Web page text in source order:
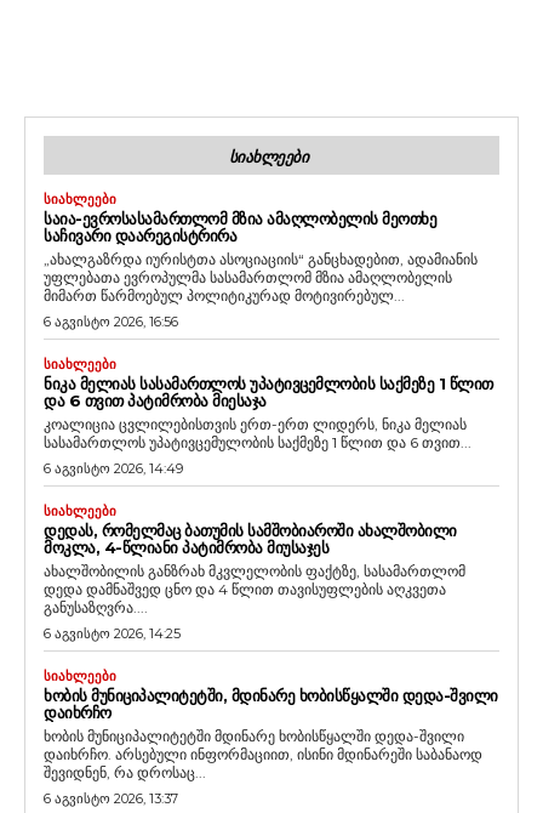
ᲡᲘᲐᲮᲚᲔᲔᲑᲘ
ᲡᲘᲐᲮᲚᲔᲔᲑᲘ
ᲡᲐᲘᲐ-ᲔᲕᲠᲝᲡᲐᲡᲐᲛᲐᲠᲗᲚᲝᲛ ᲛᲖᲘᲐ ᲐᲛᲐᲦᲚᲝᲑᲔᲚᲘᲡ ᲛᲔᲝᲗᲮᲔ
ᲡᲐᲩᲘᲕᲐᲠᲘ ᲓᲐᲐᲠᲔᲒᲘᲡᲢᲠᲘᲠᲐ
„ახალგაზრდა იურისტთა ასოციაციის“ განცხადებით, ადამიანის
უფლებათა ევროპულმა სასამართლომ მზია ამაღლობელის
მიმართ წარმოებულ პოლიტიკურად მოტივირებულ...
6 აგვისტო 2026, 16:56
ᲡᲘᲐᲮᲚᲔᲔᲑᲘ
ᲜᲘᲙᲐ ᲛᲔᲚᲘᲐᲡ ᲡᲐᲡᲐᲛᲐᲠᲗᲚᲝᲡ ᲣᲞᲐᲢᲘᲕᲪᲔᲛᲚᲝᲑᲘᲡ ᲡᲐᲥᲛᲔᲖᲔ 1 ᲬᲚᲘᲗ
ᲓᲐ 6 ᲗᲕᲘᲗ ᲞᲐᲢᲘᲛᲠᲝᲑᲐ ᲛᲘᲔᲡᲐᲯᲐ
კოალიცია ცვლილებისთვის ერთ-ერთ ლიდერს, ნიკა მელიას
სასამართლოს უპატივცემულობის საქმეზე 1 წლით და 6 თვით...
6 აგვისტო 2026, 14:49
ᲡᲘᲐᲮᲚᲔᲔᲑᲘ
ᲓᲔᲓᲐᲡ, ᲠᲝᲛᲔᲚᲛᲐᲪ ᲑᲐᲗᲣᲛᲘᲡ ᲡᲐᲛᲨᲝᲑᲘᲐᲠᲝᲨᲘ ᲐᲮᲐᲚᲨᲝᲑᲘᲚᲘ
ᲛᲝᲙᲚᲐ, 4-ᲬᲚᲘᲐᲜᲘ ᲞᲐᲢᲘᲛᲠᲝᲑᲐ ᲛᲘᲣᲡᲐᲯᲔᲡ
ახალშობილის განზრახ მკვლელობის ფაქტზე, სასამართლომ
დედა დამნაშვედ ცნო და 4 წლით თავისუფლების აღკვეთა
განუსაზღვრა....
6 აგვისტო 2026, 14:25
ᲡᲘᲐᲮᲚᲔᲔᲑᲘ
ᲮᲝᲑᲘᲡ ᲛᲣᲜᲘᲪᲘᲞᲐᲚᲘᲢᲔᲢᲨᲘ, ᲛᲓᲘᲜᲐᲠᲔ ᲮᲝᲑᲘᲡᲬᲧᲐᲚᲨᲘ ᲓᲔᲓᲐ-ᲨᲕᲘᲚᲘ
ᲓᲐᲘᲮᲠᲩᲝ
ხობის მუნიციპალიტეტში მდინარე ხობისწყალში დედა-შვილი
დაიხრჩო. არსებული ინფორმაციით, ისინი მდინარეში საბანაოდ
შევიდნენ, რა დროსაც...
6 აგვისტო 2026, 13:37